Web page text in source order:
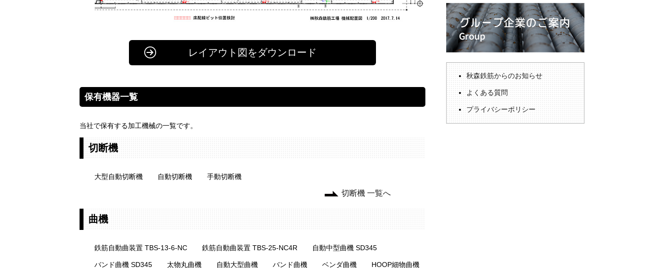
レイアウト図をダウンロード
保有機器一覧
当社で保有する加工機械の一覧です。
切断機
大型自動切断機 自動切断機 手動切断機
切断機 一覧へ
曲機
鉄筋自動曲装置 TBS-13-6-NC 鉄筋自動曲装置 TBS-25-NC4R 自動中型曲機 SD345
バンド曲機 SD345 太物丸曲機 自動大型曲機 バンド曲機 ベンダ曲機 HOOP細物曲機
秋森鉄筋からのお知らせ
よくある質問
プライバシーポリシー